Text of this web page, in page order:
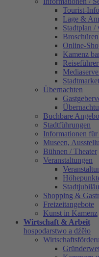
Tourist-
Lage &
Stadtplan /
Online-
Kamenz
Übernachten
Buchbare
Stadtführungen
Informationen
Museen,
Bühnen / Theater
Veranstaltungen
Shopping &
Freizeitangebote
Kunst in Kamenz
Wirtschaft & Arbeit
hospodarstwo a dźěło